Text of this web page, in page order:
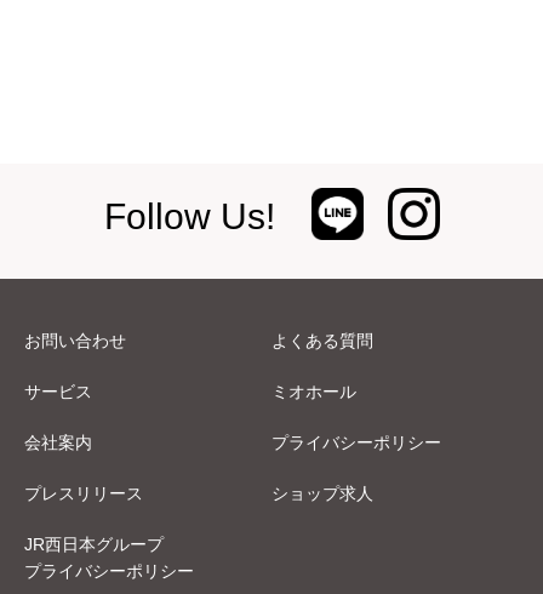
Follow Us!
お問い合わせ よくある質問
サービス ミオホール
会社案内 プライバシーポリシー
プレスリリース ショップ求人
JR西日本グループ
プライバシーポリシー